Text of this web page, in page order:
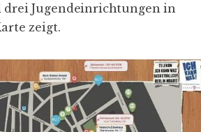
drei Jugendeinrichtungen in
zeigt.